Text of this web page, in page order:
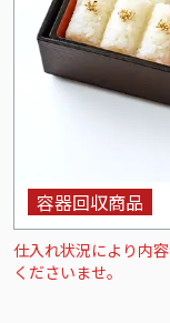
容器回収商品
仕入れ状況により内
くださいませ。